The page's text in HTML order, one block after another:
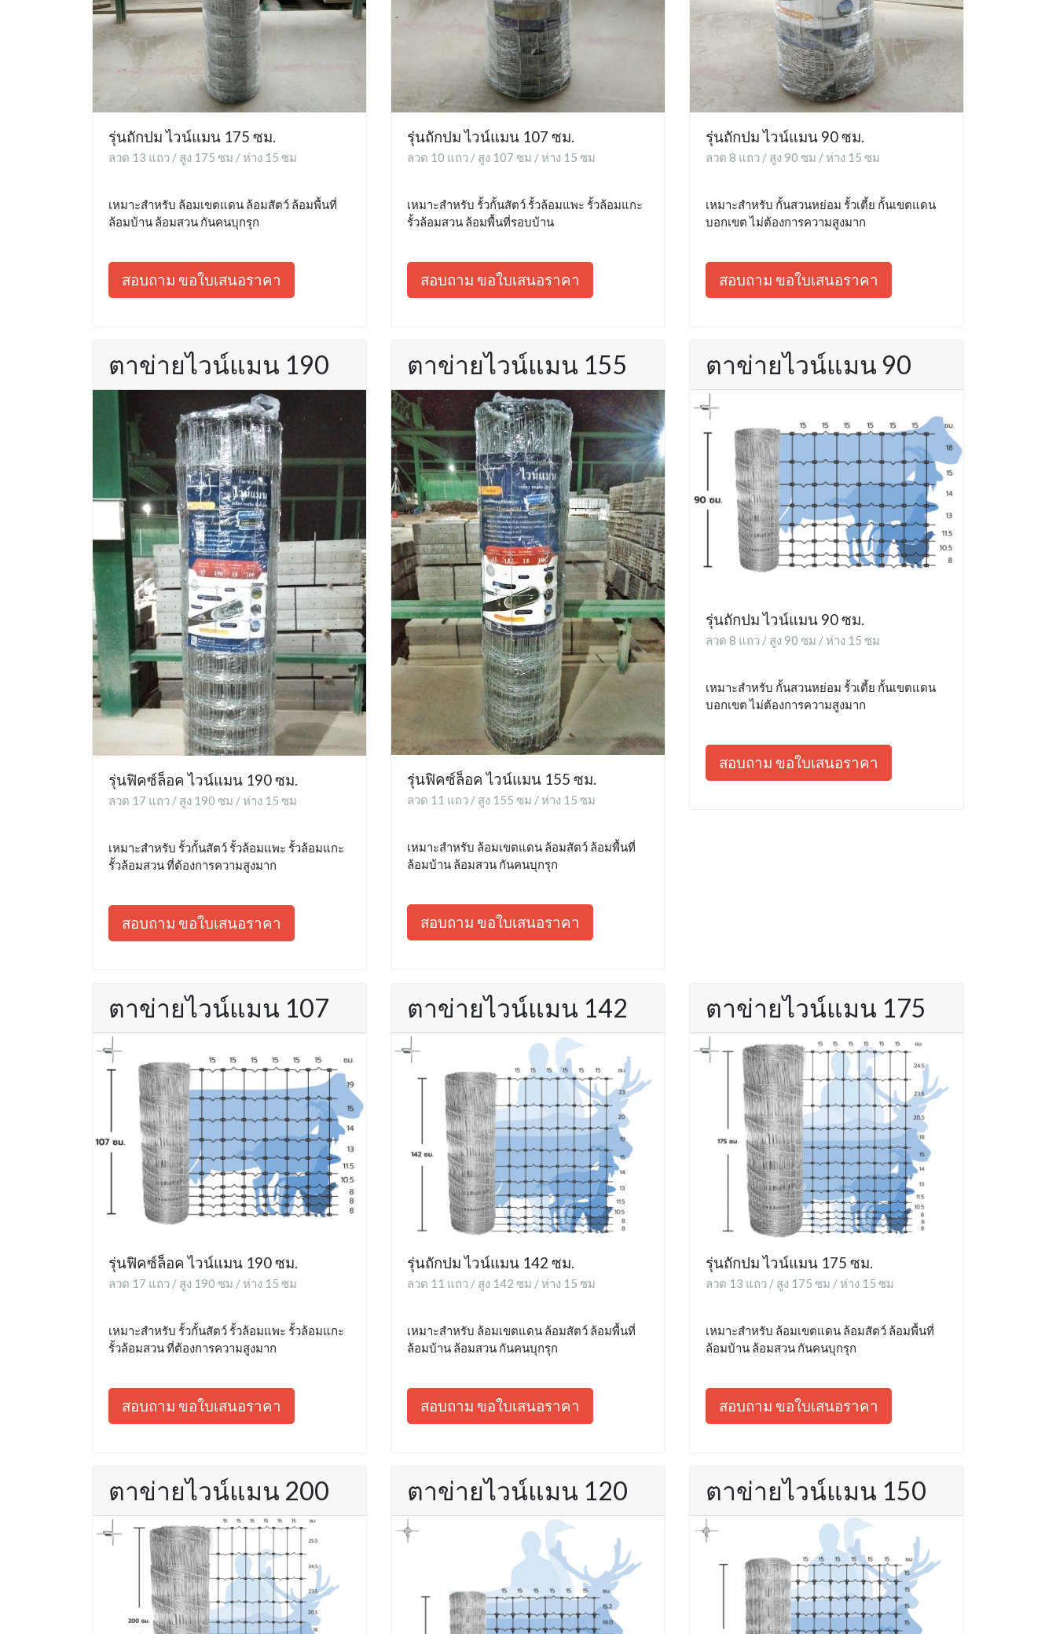
รุ่นถักปม ไวน์แมน 175 ซม.
ลวด 13 แถว / สูง 175 ซม / ห่าง 15 ซม
เหมาะสำหรับ ล้อมเขตแดน ล้อมสัตว์ ล้อมพื้นที่
ล้อมบ้าน ล้อมสวน กันคนบุกรุก
สอบถาม ขอใบเสนอราคา
รุ่นถักปม ไวน์แมน 107 ซม.
ลวด 10 แถว / สูง 107 ซม / ห่าง 15 ซม
เหมาะสำหรับ รั้วกั้นสัตว์ รั้วล้อมแพะ รั้วล้อมแกะ
รั้วล้อมสวน ล้อมพื้นที่รอบบ้าน
สอบถาม ขอใบเสนอราคา
รุ่นถักปม ไวน์แมน 90 ซม.
ลวด 8 แถว / สูง 90 ซม / ห่าง 15 ซม
เหมาะสำหรับ กั้นสวนหย่อม รั้วเตี้ย กั้นเขตแดน
บอกเขต ไม่ต้องการความสูงมาก
สอบถาม ขอใบเสนอราคา
ตาข่ายไวน์แมน 190
รุ่นฟิคซ์ล็อค ไวน์แมน 190 ซม.
ลวด 17 แถว / สูง 190 ซม / ห่าง 15 ซม
เหมาะสำหรับ รั้วกั้นสัตว์ รั้วล้อมแพะ รั้วล้อมแกะ
รั้วล้อมสวน ที่ต้องการความสูงมาก
สอบถาม ขอใบเสนอราคา
ตาข่ายไวน์แมน 155
รุ่นฟิคซ์ล็อค ไวน์แมน 155 ซม.
ลวด 11 แถว / สูง 155 ซม / ห่าง 15 ซม
เหมาะสำหรับ ล้อมเขตแดน ล้อมสัตว์ ล้อมพื้นที่
ล้อมบ้าน ล้อมสวน กันคนบุกรุก
สอบถาม ขอใบเสนอราคา
ตาข่ายไวน์แมน 90
รุ่นถักปม ไวน์แมน 90 ซม.
ลวด 8 แถว / สูง 90 ซม / ห่าง 15 ซม
เหมาะสำหรับ กั้นสวนหย่อม รั้วเตี้ย กั้นเขตแดน
บอกเขต ไม่ต้องการความสูงมาก
สอบถาม ขอใบเสนอราคา
ตาข่ายไวน์แมน 107
รุ่นฟิคซ์ล็อค ไวน์แมน 190 ซม.
ลวด 17 แถว / สูง 190 ซม / ห่าง 15 ซม
เหมาะสำหรับ รั้วกั้นสัตว์ รั้วล้อมแพะ รั้วล้อมแกะ
รั้วล้อมสวน ที่ต้องการความสูงมาก
สอบถาม ขอใบเสนอราคา
ตาข่ายไวน์แมน 142
รุ่นถักปม ไวน์แมน 142 ซม.
ลวด 11 แถว / สูง 142 ซม / ห่าง 15 ซม
เหมาะสำหรับ ล้อมเขตแดน ล้อมสัตว์ ล้อมพื้นที่
ล้อมบ้าน ล้อมสวน กันคนบุกรุก
สอบถาม ขอใบเสนอราคา
ตาข่ายไวน์แมน 175
รุ่นถักปม ไวน์แมน 175 ซม.
ลวด 13 แถว / สูง 175 ซม / ห่าง 15 ซม
เหมาะสำหรับ ล้อมเขตแดน ล้อมสัตว์ ล้อมพื้นที่
ล้อมบ้าน ล้อมสวน กันคนบุกรุก
สอบถาม ขอใบเสนอราคา
ตาข่ายไวน์แมน 200 ตาข่ายไวน์แมน 120 ตาข่ายไวน์แมน 150